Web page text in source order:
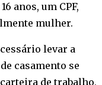
anos, um CPF,
mulher.
levar a
casamento se
de trabalho,